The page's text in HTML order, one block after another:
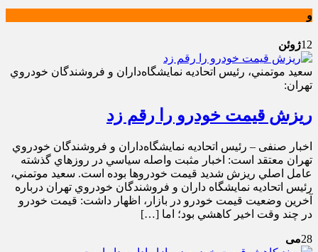
و
12ژوئن
سعيد موتمني، رئيس اتحاديه نمايشگاه‌داران و فروشندگان خودروي
تهران:
ريزش قيمت خودرو را رقم زد
اخبار صنفی – رئيس اتحاديه نمايشگاه‌داران و فروشندگان خودروي
تهران معتقد است: اخبار مثبت واصله سياسي در روزهاي گذشته
عامل اصلي ريزش شديد قيمت‌ خودروها بوده است. سعيد موتمني،
رئيس اتحاديه نمايشگاه داران و فروشندگان خودروي تهران درباره
آخرين وضعيت قيمت خودرو در بازار، اظهار داشت: قيمت خودرو
در چند وقت اخير کاهشي بود؛ اما […]
28می